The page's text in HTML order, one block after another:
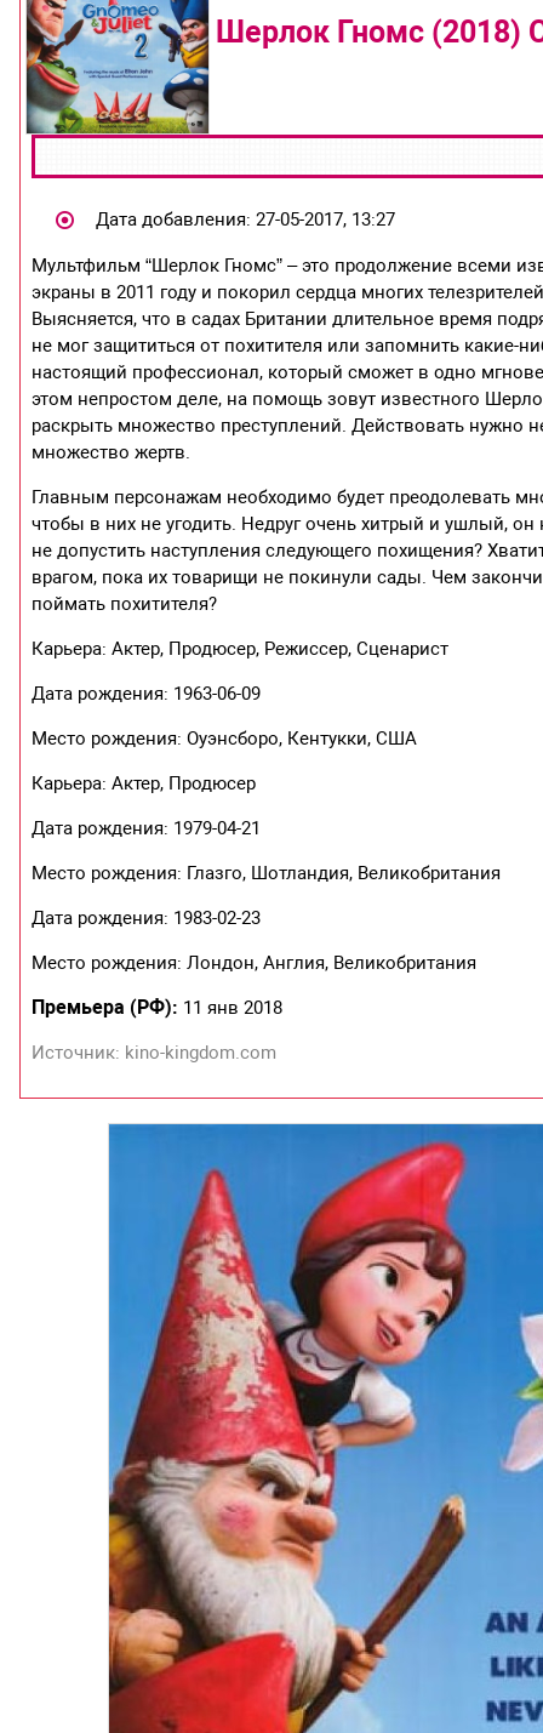
Шерлок Гномс (2018)
Дата добавления: 27-05-2017, 13:27
Мультфильм “Шерлок Гномс” – это продолжение всеми
экраны в 2011 году и покорил сердца многих
Выясняется, что в садах Британии длительное время
не мог защититься от похитителя или запомнить
настоящий профессионал, который сможет в одно
этом непростом деле, на помощь зовут известного
раскрыть множество преступлений. Действовать нужно
множество жертв.
Главным персонажам необходимо будет преодолевать
чтобы в них не угодить. Недруг очень хитрый и ушлый,
не допустить наступления следующего похищения?
врагом, пока их товарищи не покинули сады. Чем
поймать похитителя?
Карьера: Актер, Продюсер, Режиссер, Сценарист
Дата рождения: 1963-06-09
Место рождения: Оуэнсборо, Кентукки, США
Карьера: Актер, Продюсер
Дата рождения: 1979-04-21
Место рождения: Глазго, Шотландия, Великобритания
Дата рождения: 1983-02-23
Место рождения: Лондон, Англия, Великобритания
Премьера (РФ): 11 янв 2018
Источник: kino-kingdom.com